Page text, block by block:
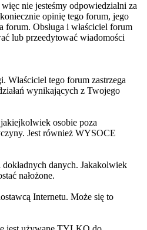
nie jesteśmy odpowiedzialni za
opinię tego forum, jego
Obsługa i właściciel forum
lub przeedytować wiadomości
Właściciel tego forum zastrzega
wynikających z Twojego
osobie poza
Jest również WYSOCE
danych. Jakakolwiek
nałożone.
Internetu. Może się to